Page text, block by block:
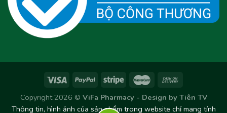
Copyright 2026 © ViFa Pharmacy - Design by Tiên TV
Thông tin, hình ảnh của sản phẩm trong website chỉ mang tính